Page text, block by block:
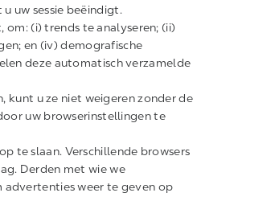
uw sessie beëindigt.
(i) trends te analyseren; (ii)
en (iv) demografische
deze automatisch verzamelde
kunt u ze niet weigeren zonder de
uw browserinstellingen te
te slaan. Verschillende browsers
Derden met wie we
advertenties weer te geven op